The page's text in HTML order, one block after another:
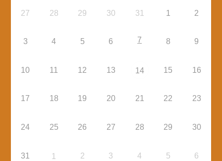
27 28 29 30 31 1 2
3 4 5 6 7 8 9
10 11 12 13 14 15 16
17 18 19 20 21 22 23
24 25 26 27 28 29 30
31 1 2 3 4 5 6